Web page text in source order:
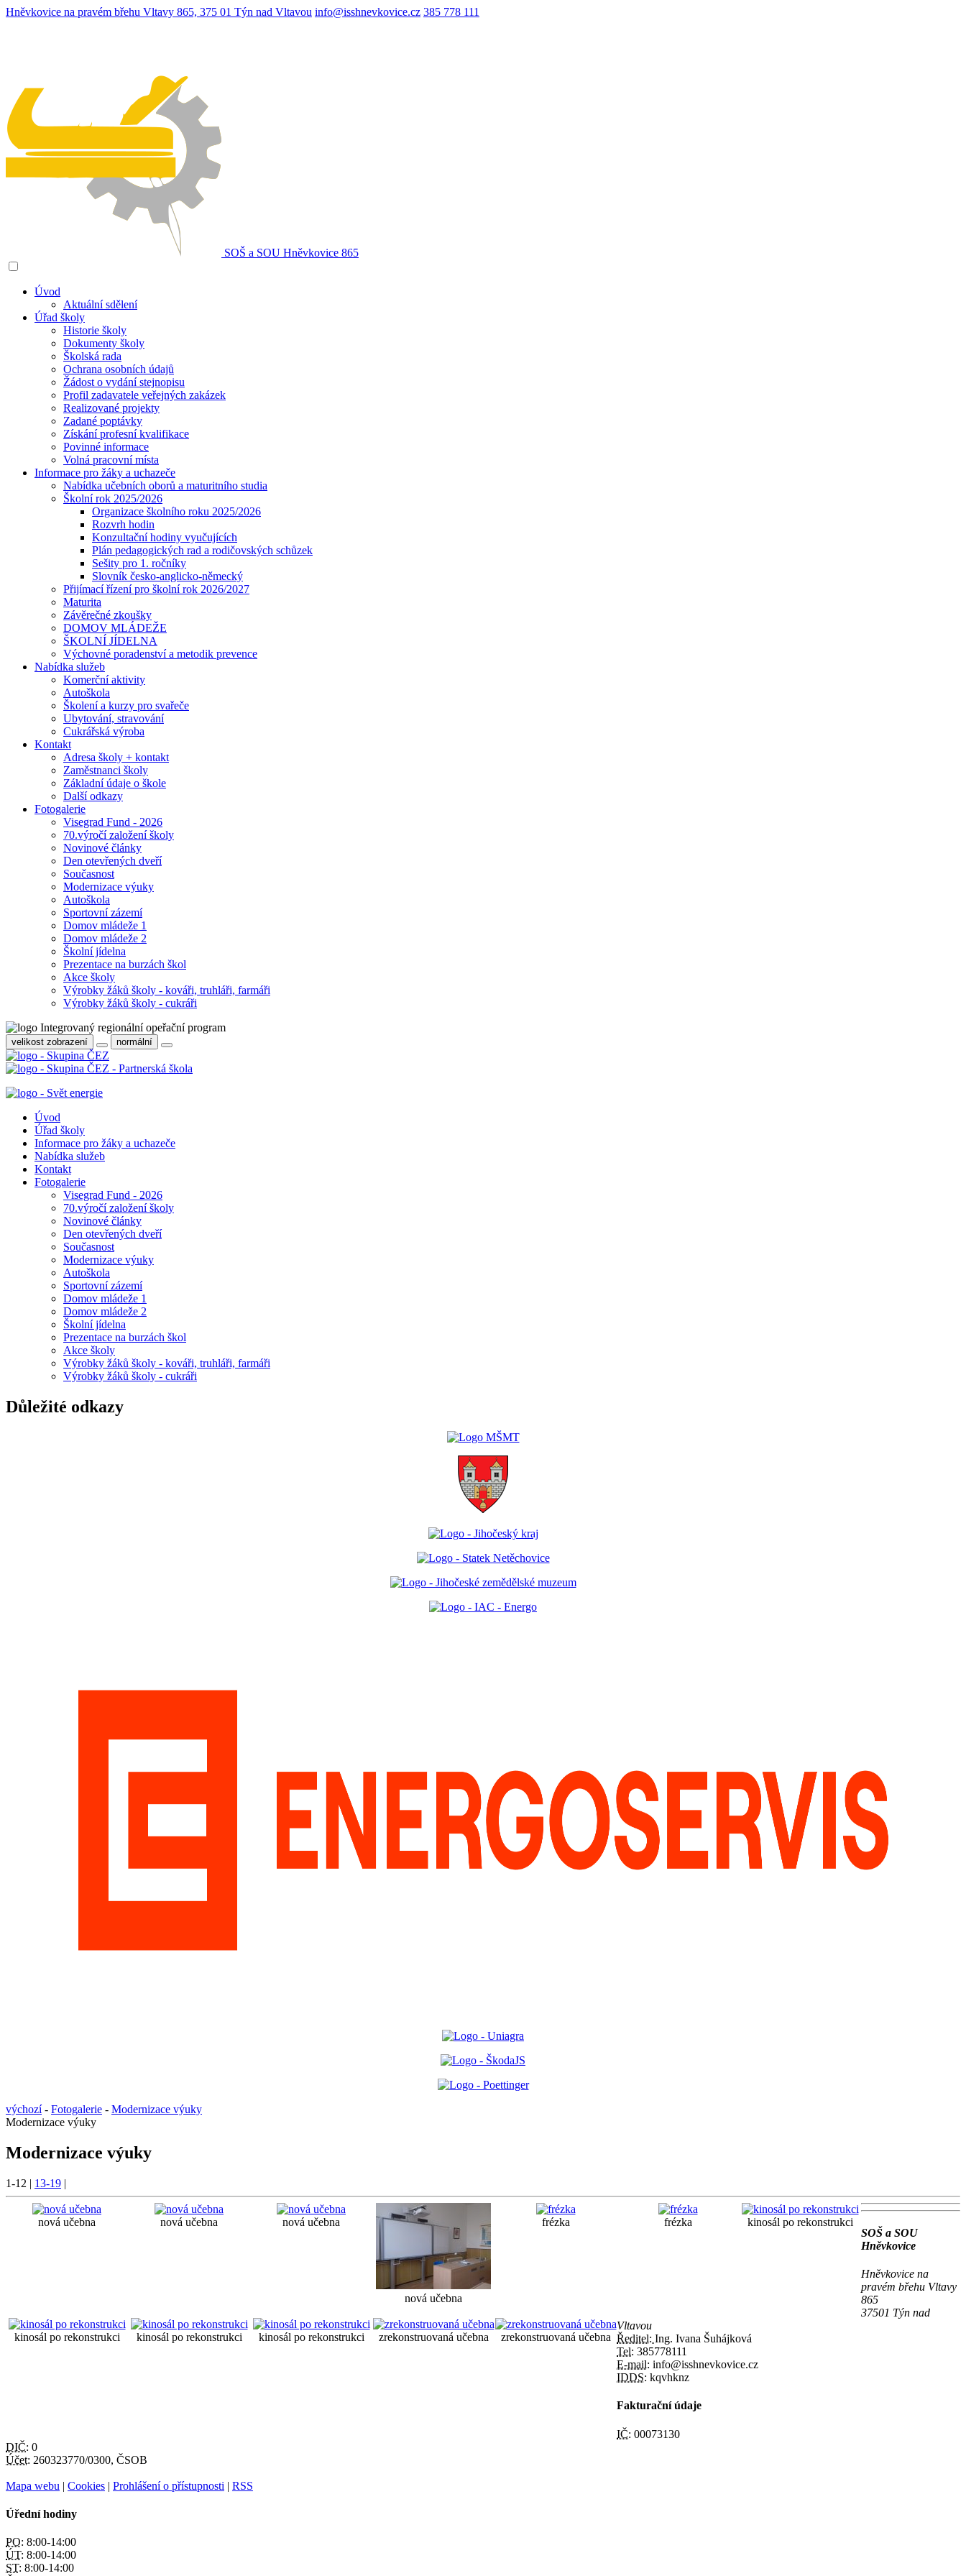
Hněvkovice na pravém břehu Vltavy 865, 375 01 Týn nad Vltavou info@isshnevkovice.cz 385 778 111
SOŠ a SOU Hněvkovice 865
Úvod
Aktuální sdělení
Úřad školy
Historie školy
Dokumenty školy
Školská rada
Ochrana osobních údajů
Žádost o vydání stejnopisu
Profil zadavatele veřejných zakázek
Realizované projekty
Zadané poptávky
Získání profesní kvalifikace
Povinné informace
Volná pracovní místa
Informace pro žáky a uchazeče
Nabídka učebních oborů a maturitního studia
Školní rok 2025/2026
Organizace školního roku 2025/2026
Rozvrh hodin
Konzultační hodiny vyučujících
Plán pedagogických rad a rodičovských schůzek
Sešity pro 1. ročníky
Slovník česko-anglicko-německý
Přijímací řízení pro školní rok 2026/2027
Maturita
Závěrečné zkoušky
DOMOV MLÁDEŽE
ŠKOLNÍ JÍDELNA
Výchovné poradenství a metodik prevence
Nabídka služeb
Komerční aktivity
Autoškola
Školení a kurzy pro svařeče
Ubytování, stravování
Cukrářská výroba
Kontakt
Adresa školy + kontakt
Zaměstnanci školy
Základní údaje o škole
Další odkazy
Fotogalerie
Visegrad Fund - 2026
70.výročí založení školy
Novinové články
Den otevřených dveří
Současnost
Modernizace výuky
Autoškola
Sportovní zázemí
Domov mládeže 1
Domov mládeže 2
Školní jídelna
Prezentace na burzách škol
Akce školy
Výrobky žáků školy - kováři, truhláři, farmáři
Výrobky žáků školy - cukráři
velikost zobrazení normální
Úvod
Úřad školy
Informace pro žáky a uchazeče
Nabídka služeb
Kontakt
Fotogalerie
Visegrad Fund - 2026
70.výročí založení školy
Novinové články
Den otevřených dveří
Současnost
Modernizace výuky
Autoškola
Sportovní zázemí
Domov mládeže 1
Domov mládeže 2
Školní jídelna
Prezentace na burzách škol
Akce školy
Výrobky žáků školy - kováři, truhláři, farmáři
Výrobky žáků školy - cukráři
Důležité odkazy
výchozí- Fotogalerie - Modernizace výuky
Modernizace výuky
Modernizace výuky
1-12 | 13-19 |
nová učebna nová učebna nová učebna
nová učebna
frézka frézka kinosál po rekonstrukci
kinosál po rekonstrukci kinosál po rekonstrukci kinosál po rekonstrukci zrekonstruovaná učebna zrekonstruovaná učebna
SOŠ a SOU
Hněvkovice
Hněvkovice na
pravém břehu Vltavy
865
37501 Týn nad
Vltavou
Ředitel: Ing. Ivana Šuhájková
Tel: 385778111
E-mail: info@isshnevkovice.cz
IDDS: kqvhknz
Fakturační údaje
IČ: 00073130
DIČ: 0
Účet: 260323770/0300, ČSOB
Mapa webu | Cookies | Prohlášení o přístupnosti | RSS
Úřední hodiny
PO: 8:00-14:00
ÚT: 8:00-14:00
ST: 8:00-14:00